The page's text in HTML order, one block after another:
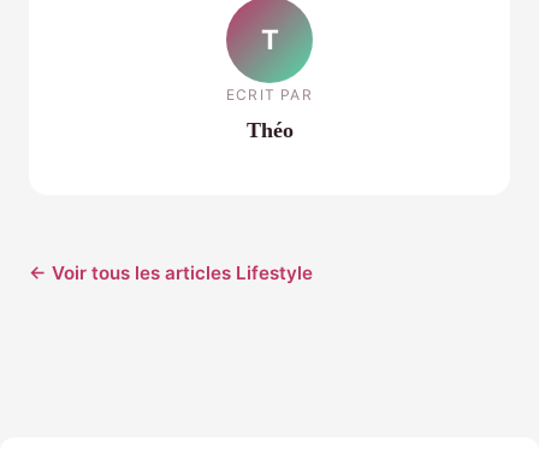
T
ECRIT PAR
Théo
← Voir tous les articles Lifestyle